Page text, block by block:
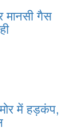
मानसी गैस
में हड़कंप,